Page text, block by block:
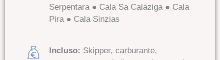
Serpentara ● Cala Sa Calaziga ● Cala
Pira ● Cala Sinzias
Incluso: Skipper, carburante,